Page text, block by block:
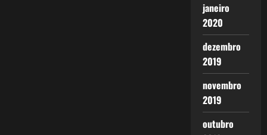
janeiro
2020
dezembro
2019
novembro
2019
outubro